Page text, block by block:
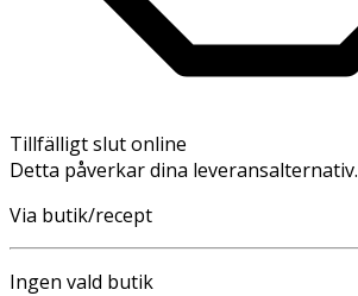
Tillfälligt slut online
Detta påverkar dina leveransalternativ.
Via butik/recept
Ingen vald butik